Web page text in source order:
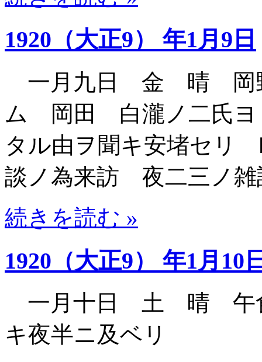
1920（大正9） 年1月9日
一月九日 金 晴 岡野
ム 岡田 白瀧ノ二氏ヨ
タル由ヲ聞キ安堵セリ
談ノ為来訪 夜二三ノ雑
続きを読む »
1920（大正9） 年1月10
一月十日 土 晴 午食
キ夜半ニ及ベリ